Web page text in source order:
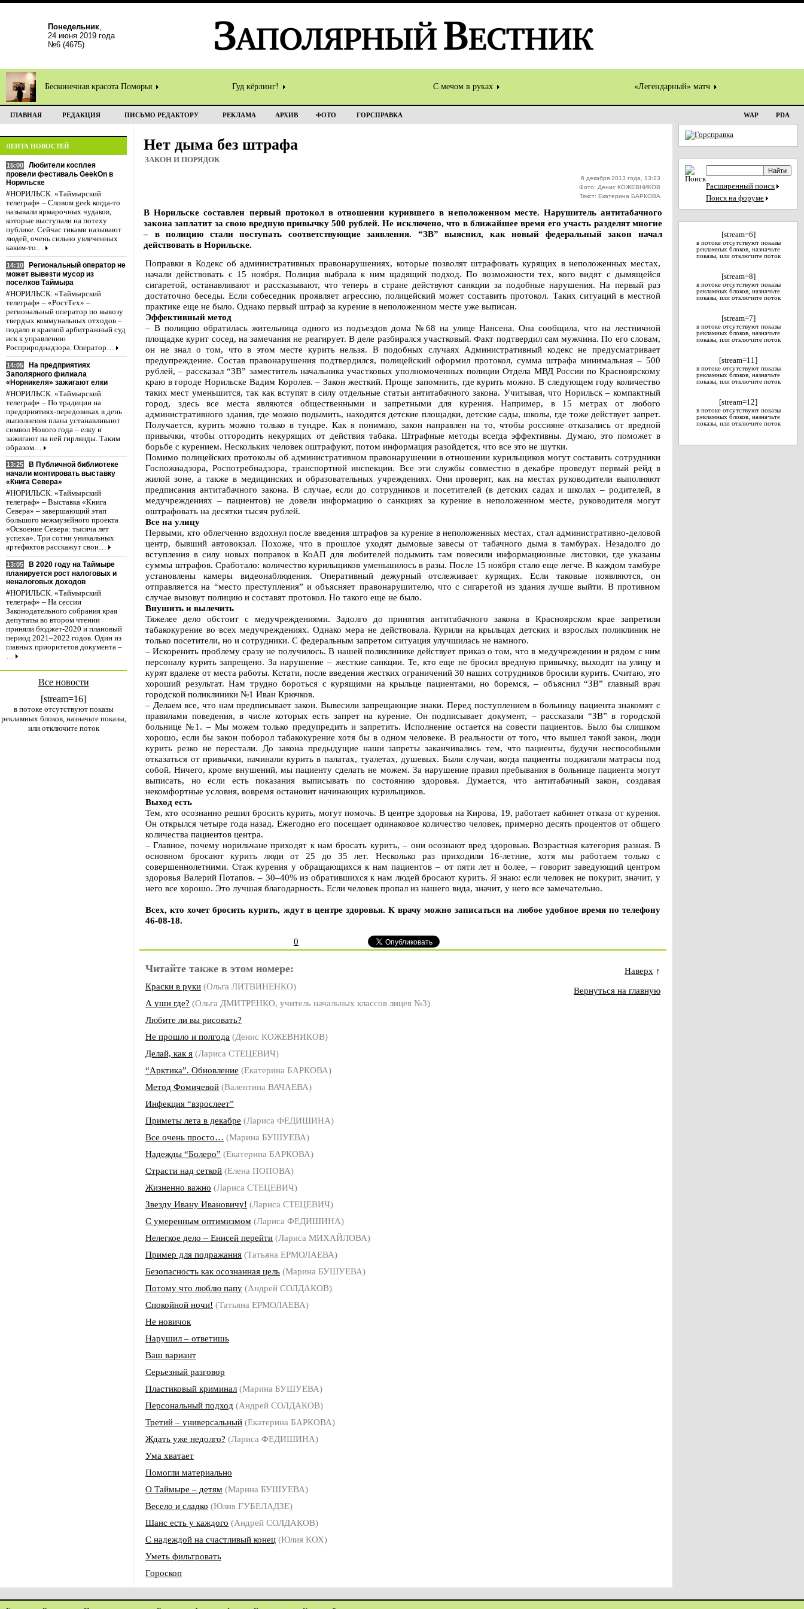
Понедельник,
24 июня 2019 года
№6 (4675)
Бесконечная красота Поморья Гуд кёрлинг! С мечом в руках «Легендарный» матч
ГЛАВНАЯ РЕДАКЦИЯ ПИСЬМО РЕДАКТОРУ РЕКЛАМА АРХИВ ФОТО ГОРСПРАВКА WAP PDA
ЛЕНТА НОВОСТЕЙ
15:00
Любители косплея
провели фестиваль GeekOn в
Норильске
#НОРИЛЬСК. «Таймырский
телеграф» – Словом geek когда-то
называли ярмарочных чудаков,
которые выступали на потеху
публике. Сейчас гиками называют
людей, очень сильно увлеченных
каким-то…
14:10
Региональный оператор не
может вывезти мусор из
поселков Таймыра
#НОРИЛЬСК. «Таймырский
телеграф» – «РостТех» –
региональный оператор по вывозу
твердых коммунальных отходов –
подало в краевой арбитражный суд
иск к управлению
Росприроднадзора. Оператор…
14:05
На предприятиях
Заполярного филиала
«Норникеля» зажигают елки
#НОРИЛЬСК. «Таймырский
телеграф» – По традиции на
предприятиях-передовиках в день
выполнения плана устанавливают
символ Нового года – елку и
зажигают на ней гирлянды. Таким
образом…
13:25
В Публичной библиотеке
начали монтировать выставку
«Книга Севера»
#НОРИЛЬСК. «Таймырский
телеграф» – Выставка «Книга
Севера» – завершающий этап
большого межмузейного проекта
«Освоение Севера: тысяча лет
успеха». Три сотни уникальных
артефактов расскажут свои…
13:05
В 2020 году на Таймыре
планируется рост налоговых и
неналоговых доходов
#НОРИЛЬСК. «Таймырский
телеграф» – На сессии
Законодательного собрания края
депутаты во втором чтении
приняли бюджет-2020 и плановый
период 2021–2022 годов. Один из
главных приоритетов документа –
…
Все новости
[stream=16]
в потоке отсутствуют показы
рекламных блоков, назначьте показы,
или отключите поток
Нет дыма без штрафа
ЗАКОН И ПОРЯДОК
6 декабря 2013 года, 13:23
Фото: Денис КОЖЕВНИКОВ
Текст: Екатерина БАРКОВА
В Норильске составлен первый протокол в отношении курившего в неположенном месте. Нарушитель антитабачного
закона заплатит за свою вредную привычку 500 рублей. Не исключено, что в ближайшее время его участь разделят многие
– в полицию стали поступать соответствующие заявления. “ЗВ” выяснил, как новый федеральный закон начал
действовать в Норильске.
Поправки в Кодекс об административных правонарушениях, которые позволят штрафовать курящих в неположенных местах,
начали действовать с 15 ноября. Полиция выбрала к ним щадящий подход. По возможности тех, кого видят с дымящейся
сигаретой, останавливают и рассказывают, что теперь в стране действуют санкции за подобные нарушения. На первый раз
достаточно беседы. Если собеседник проявляет агрессию, полицейский может составить протокол. Таких ситуаций в местной
практике еще не было. Однако первый штраф за курение в неположенном месте уже выписан.
Эффективный метод
– В полицию обратилась жительница одного из подъездов дома №68 на улице Нансена. Она сообщила, что на лестничной
площадке курит сосед, на замечания не реагирует. В деле разбирался участковый. Факт подтвердил сам мужчина. По его словам,
он не знал о том, что в этом месте курить нельзя. В подобных случаях Административный кодекс не предусматривает
предупреждение. Состав правонарушения подтвердился, полицейский оформил протокол, сумма штрафа минимальная – 500
рублей, – рассказал “ЗВ” заместитель начальника участковых уполномоченных полиции Отдела МВД России по Красноярскому
краю в городе Норильске Вадим Королев. – Закон жесткий. Проще запомнить, где курить можно. В следующем году количество
таких мест уменьшится, так как вступят в силу отдельные статьи антитабачного закона. Учитывая, что Норильск – компактный
город, здесь все места являются общественными и запретными для курения. Например, в 15 метрах от любого
административного здания, где можно подымить, находятся детские площадки, детские сады, школы, где тоже действует запрет.
Получается, курить можно только в тундре. Как я понимаю, закон направлен на то, чтобы россияне отказались от вредной
привычки, чтобы отгородить некурящих от действия табака. Штрафные методы всегда эффективны. Думаю, это поможет в
борьбе с курением. Нескольких человек оштрафуют, потом информация разойдется, что все это не шутки.
Помимо полицейских протоколы об административном правонарушении в отношении курильщиков могут составить сотрудники
Госпожнадзора, Роспотребнадзора, транспортной инспекции. Все эти службы совместно в декабре проведут первый рейд в
жилой зоне, а также в медицинских и образовательных учреждениях. Они проверят, как на местах руководители выполняют
предписания антитабачного закона. В случае, если до сотрудников и посетителей (в детских садах и школах – родителей, в
медучреждениях – пациентов) не довели информацию о санкциях за курение в неположенном месте, руководителя могут
оштрафовать на десятки тысяч рублей.
Все на улицу
Первыми, кто облегченно вздохнул после введения штрафов за курение в неположенных местах, стал административно-деловой
центр, бывший автовокзал. Похоже, что в прошлое уходят дымовые завесы от табачного дыма в тамбурах. Незадолго до
вступления в силу новых поправок в КоАП для любителей подымить там повесили информационные листовки, где указаны
суммы штрафов. Сработало: количество курильщиков уменьшилось в разы. После 15 ноября стало еще легче. В каждом тамбуре
установлены камеры видеонаблюдения. Оперативный дежурный отслеживает курящих. Если таковые появляются, он
отправляется на “место преступления” и объясняет правонарушителю, что с сигаретой из здания лучше выйти. В противном
случае вызовут полицию и составят протокол. Но такого еще не было.
Внушить и вылечить
Тяжелее дело обстоит с медучреждениями. Задолго до принятия антитабачного закона в Красноярском крае запретили
табакокурение во всех медучреждениях. Однако мера не действовала. Курили на крыльцах детских и взрослых поликлиник не
только посетители, но и сотрудники. С федеральным запретом ситуация улучшилась не намного.
– Искоренить проблему сразу не получилось. В нашей поликлинике действует приказ о том, что в медучреждении и рядом с ним
персоналу курить запрещено. За нарушение – жесткие санкции. Те, кто еще не бросил вредную привычку, выходят на улицу и
курят вдалеке от места работы. Кстати, после введения жестких ограничений 30 наших сотрудников бросили курить. Считаю, это
хороший результат. Нам трудно бороться с курящими на крыльце пациентами, но боремся, – объяснил “ЗВ” главный врач
городской поликлиники №1 Иван Крючков.
– Делаем все, что нам предписывает закон. Вывесили запрещающие знаки. Перед поступлением в больницу пациента знакомят с
правилами поведения, в числе которых есть запрет на курение. Он подписывает документ, – рассказали “ЗВ” в городской
больнице №1. – Мы можем только предупредить и запретить. Исполнение остается на совести пациентов. Было бы слишком
хорошо, если бы закон поборол табакокурение хотя бы в одном человеке. В реальности от того, что вышел такой закон, люди
курить резко не перестали. До закона предыдущие наши запреты заканчивались тем, что пациенты, будучи неспособными
отказаться от привычки, начинали курить в палатах, туалетах, душевых. Были случаи, когда пациенты поджигали матрасы под
собой. Ничего, кроме внушений, мы пациенту сделать не можем. За нарушение правил пребывания в больнице пациента могут
выписать, но если есть показания выписывать по состоянию здоровья. Думается, что антитабачный закон, создавая
некомфортные условия, вовремя остановит начинающих курильщиков.
Выход есть
Тем, кто осознанно решил бросить курить, могут помочь. В центре здоровья на Кирова, 19, работает кабинет отказа от курения.
Он открылся четыре года назад. Ежегодно его посещает одинаковое количество человек, примерно десять процентов от общего
количества пациентов центра.
– Главное, почему норильчане приходят к нам бросать курить, – они осознают вред здоровью. Возрастная категория разная. В
основном бросают курить люди от 25 до 35 лет. Несколько раз приходили 16-летние, хотя мы работаем только с
совершеннолетними. Стаж курения у обращающихся к нам пациентов – от пяти лет и более, – говорит заведующий центром
здоровья Валерий Потапов. – 30–40% из обратившихся к нам людей бросают курить. Я знаю: если человек не покурит, значит, у
него все хорошо. Это лучшая благодарность. Если человек пропал из нашего вида, значит, у него все замечательно.
Всех, кто хочет бросить курить, ждут в центре здоровья. К врачу можно записаться на любое удобное время по телефону
46-08-18.
0
Читайте также в этом номере:
Краски в руки (Ольга ЛИТВИНЕНКО)
А уши где? (Ольга ДМИТРЕНКО, учитель начальных классов лицея №3)
Любите ли вы рисовать?
Не прошло и полгода (Денис КОЖЕВНИКОВ)
Делай, как я (Лариса СТЕЦЕВИЧ)
“Арктика”. Обновление (Екатерина БАРКОВА)
Метод Фомичевой (Валентина ВАЧАЕВА)
Инфекция “взрослеет”
Приметы лета в декабре (Лариса ФЕДИШИНА)
Все очень просто… (Марина БУШУЕВА)
Надежды “Болеро” (Екатерина БАРКОВА)
Страсти над сеткой (Елена ПОПОВА)
Жизненно важно (Лариса СТЕЦЕВИЧ)
Звезду Ивану Ивановичу! (Лариса СТЕЦЕВИЧ)
С умеренным оптимизмом (Лариса ФЕДИШИНА)
Нелегкое дело – Енисей перейти (Лариса МИХАЙЛОВА)
Пример для подражания (Татьяна ЕРМОЛАЕВА)
Безопасность как осознанная цель (Марина БУШУЕВА)
Потому что люблю папу (Андрей СОЛДАКОВ)
Спокойной ночи! (Татьяна ЕРМОЛАЕВА)
Не новичок
Нарушил – ответишь
Ваш вариант
Серьезный разговор
Пластиковый криминал (Марина БУШУЕВА)
Персональный подход (Андрей СОЛДАКОВ)
Третий – универсальный (Екатерина БАРКОВА)
Ждать уже недолго? (Лариса ФЕДИШИНА)
Ума хватает
Помогли материально
О Таймыре – детям (Марина БУШУЕВА)
Весело и сладко (Юлия ГУБЕЛАДЗЕ)
Шанс есть у каждого (Андрей СОЛДАКОВ)
С надеждой на счастливый конец (Юлия КОХ)
Уметь фильтровать
Гороскоп
Наверх ↑
Вернуться на главную
Расширенный поиск
Поиск на форуме
[stream=6]
в потоке отсутствуют показы
рекламных блоков, назначьте
показы, или отключите поток
[stream=8]
в потоке отсутствуют показы
рекламных блоков, назначьте
показы, или отключите поток
[stream=7]
в потоке отсутствуют показы
рекламных блоков, назначьте
показы, или отключите поток
[stream=11]
в потоке отсутствуют показы
рекламных блоков, назначьте
показы, или отключите поток
[stream=12]
в потоке отсутствуют показы
рекламных блоков, назначьте
показы, или отключите поток